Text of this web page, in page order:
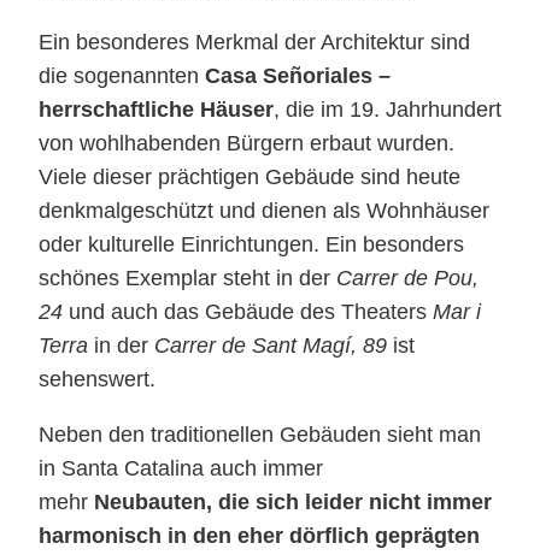
Ein besonderes Merkmal der Architektur sind
die sogenannten Casa Señoriales –
herrschaftliche Häuser, die im 19. Jahrhundert
von wohlhabenden Bürgern erbaut wurden.
Viele dieser prächtigen Gebäude sind heute
denkmalgeschützt und dienen als Wohnhäuser
oder kulturelle Einrichtungen. Ein besonders
schönes Exemplar steht in der Carrer de Pou,
24 und auch das Gebäude des Theaters Mar i
Terra in der Carrer de Sant Magí, 89 ist
sehenswert.
Neben den traditionellen Gebäuden sieht man
in Santa Catalina auch immer
mehr Neubauten, die sich leider nicht immer
harmonisch in den eher dörflich geprägten